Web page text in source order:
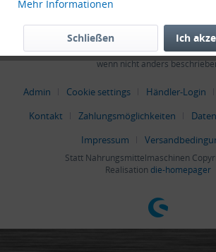
Informationen
* Alle Preise verstehen sich zzgl. Mehrwertsteuer
wenn nicht anders
Admin Cookie settings Händler-Login
Kontakt
Zahlungsmöglichkeiten
Impressum
Statt Nahrungsmittelmaschinen
Realisation die-homepager
Mehr Informationen
Ich
Schließen